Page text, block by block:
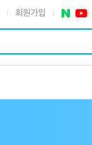
회원가입